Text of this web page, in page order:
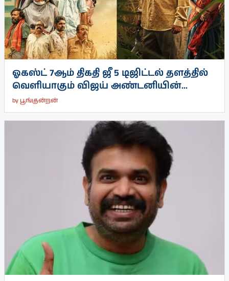
ஓகஸ்ட் 7ஆம் திகதி ஜீ 5 டிஜிட்டல் தளத்தில்
வெளியாகும் விஜய் அண்டனியின்...
by பூங்குன்றன்